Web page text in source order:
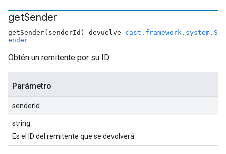
getSender
getSender(senderId) devuelve cast.framework.system.S
ender
Obtén un remitente por su ID
Parámetro
senderId
string
Es el ID del remitente que se devolverá.